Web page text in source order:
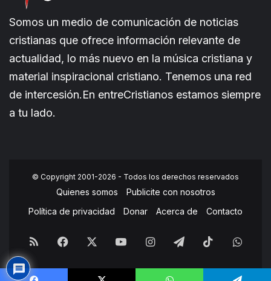
Somos un medio de comunicación de noticias
cristianas que ofrece información relevante de
actualidad, lo más nuevo en la música cristiana y
material inspiracional cristiano. Tenemos una red
de intercesión.En entreCristianos estamos siempre
a tu lado.
© Copyright 2001-2026 - Todos los derechos reservados
Quienes somos
Publicite con nosotros
Política de privacidad
Donar Acerca de Contacto
RSS Facebook YouTubeInstagramTelegramTikTok